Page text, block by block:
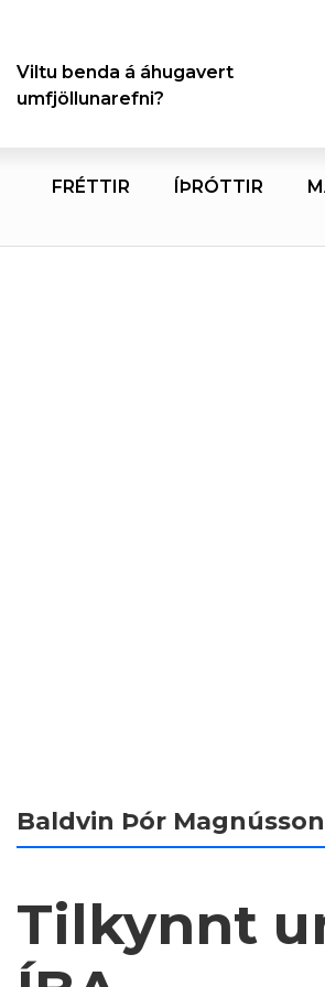
Viltu benda á áhugavert
umfjöllunarefni?
FRÉTTIR ÍÞRÓTTIR
Baldvin Þór Magnússon
Tilkynnt